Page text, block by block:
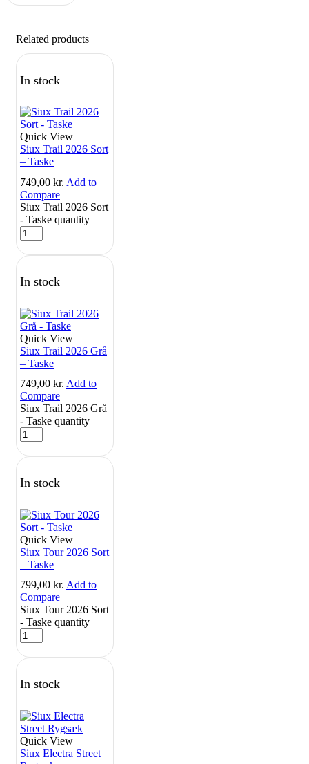
Related products
In stock
Quick View
Siux Trail 2026 Sort
– Taske
749,00 kr. Add to
Compare
Siux Trail 2026 Sort
- Taske quantity
In stock
Quick View
Siux Trail 2026 Grå
– Taske
749,00 kr. Add to
Compare
Siux Trail 2026 Grå
- Taske quantity
In stock
Quick View
Siux Tour 2026 Sort
– Taske
799,00 kr. Add to
Compare
Siux Tour 2026 Sort
- Taske quantity
In stock
Quick View
Siux Electra Street